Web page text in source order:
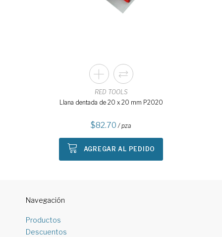
RED TOOLS
Llana dentada de 20 x 20 mm P2020
82.70 / pza
AGREGAR AL PEDIDO
Navegación
Productos
Descuentos